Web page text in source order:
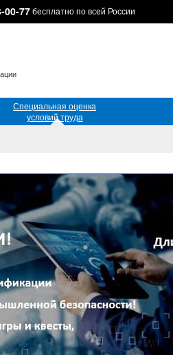
00-77бесплатно по всей России
Специальная оценка
условий труда